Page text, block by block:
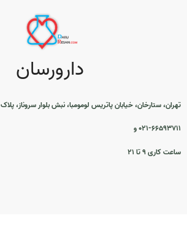
دارورسان
تهران، ستارخان، خیابان پاتریس لومومبا، نبش بلوار سروناز، پلاک 29، طبقه اول
۰۲۱-۶۶۵۹۳۷۱۱ و
ساعت کاری ۹ تا ۲۱